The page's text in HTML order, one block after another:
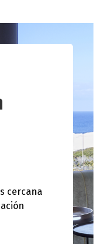
cercana